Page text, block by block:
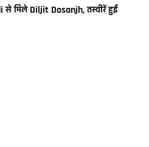
से मिले Diljit Dosanjh, तस्वीरें हुईं